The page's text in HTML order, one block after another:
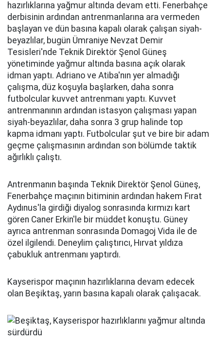
hazırlıklarına yağmur altında devam etti. Fenerbahçe
derbisinin ardından antrenmanlarına ara vermeden
başlayan ve dün basına kapalı olarak çalışan siyah-
beyazlılar, bugün Ümraniye Nevzat Demir
Tesisleri'nde Teknik Direktör Şenol Güneş
yönetiminde yağmur altında basına açık olarak
idman yaptı. Adriano ve Atiba'nın yer almadığı
çalışma, düz koşuyla başlarken, daha sonra
futbolcular kuvvet antrenmanı yaptı. Kuvvet
antrenmanının ardından istasyon çalışması yapan
siyah-beyazlılar, daha sonra 3 grup halinde top
kapma idmanı yaptı. Futbolcular şut ve bire bir adam
geçme çalışmasının ardından son bölümde taktik
ağırlıklı çalıştı.
Antrenmanın başında Teknik Direktör Şenol Güneş,
Fenerbahçe maçının bitiminin ardından hakem Fırat
Aydınus'la girdiği diyalog sonrasında kırmızı kart
gören Caner Erkin'le bir müddet konuştu. Güney
ayrıca antrenman sonrasında Domagoj Vida ile de
özel ilgilendi. Deneylim çalıştırıcı, Hırvat yıldıza
çabukluk antrenmanı yaptırdı.
Kayserispor maçının hazırlıklarına devam edecek
olan Beşiktaş, yarın basına kapalı olarak çalışacak.